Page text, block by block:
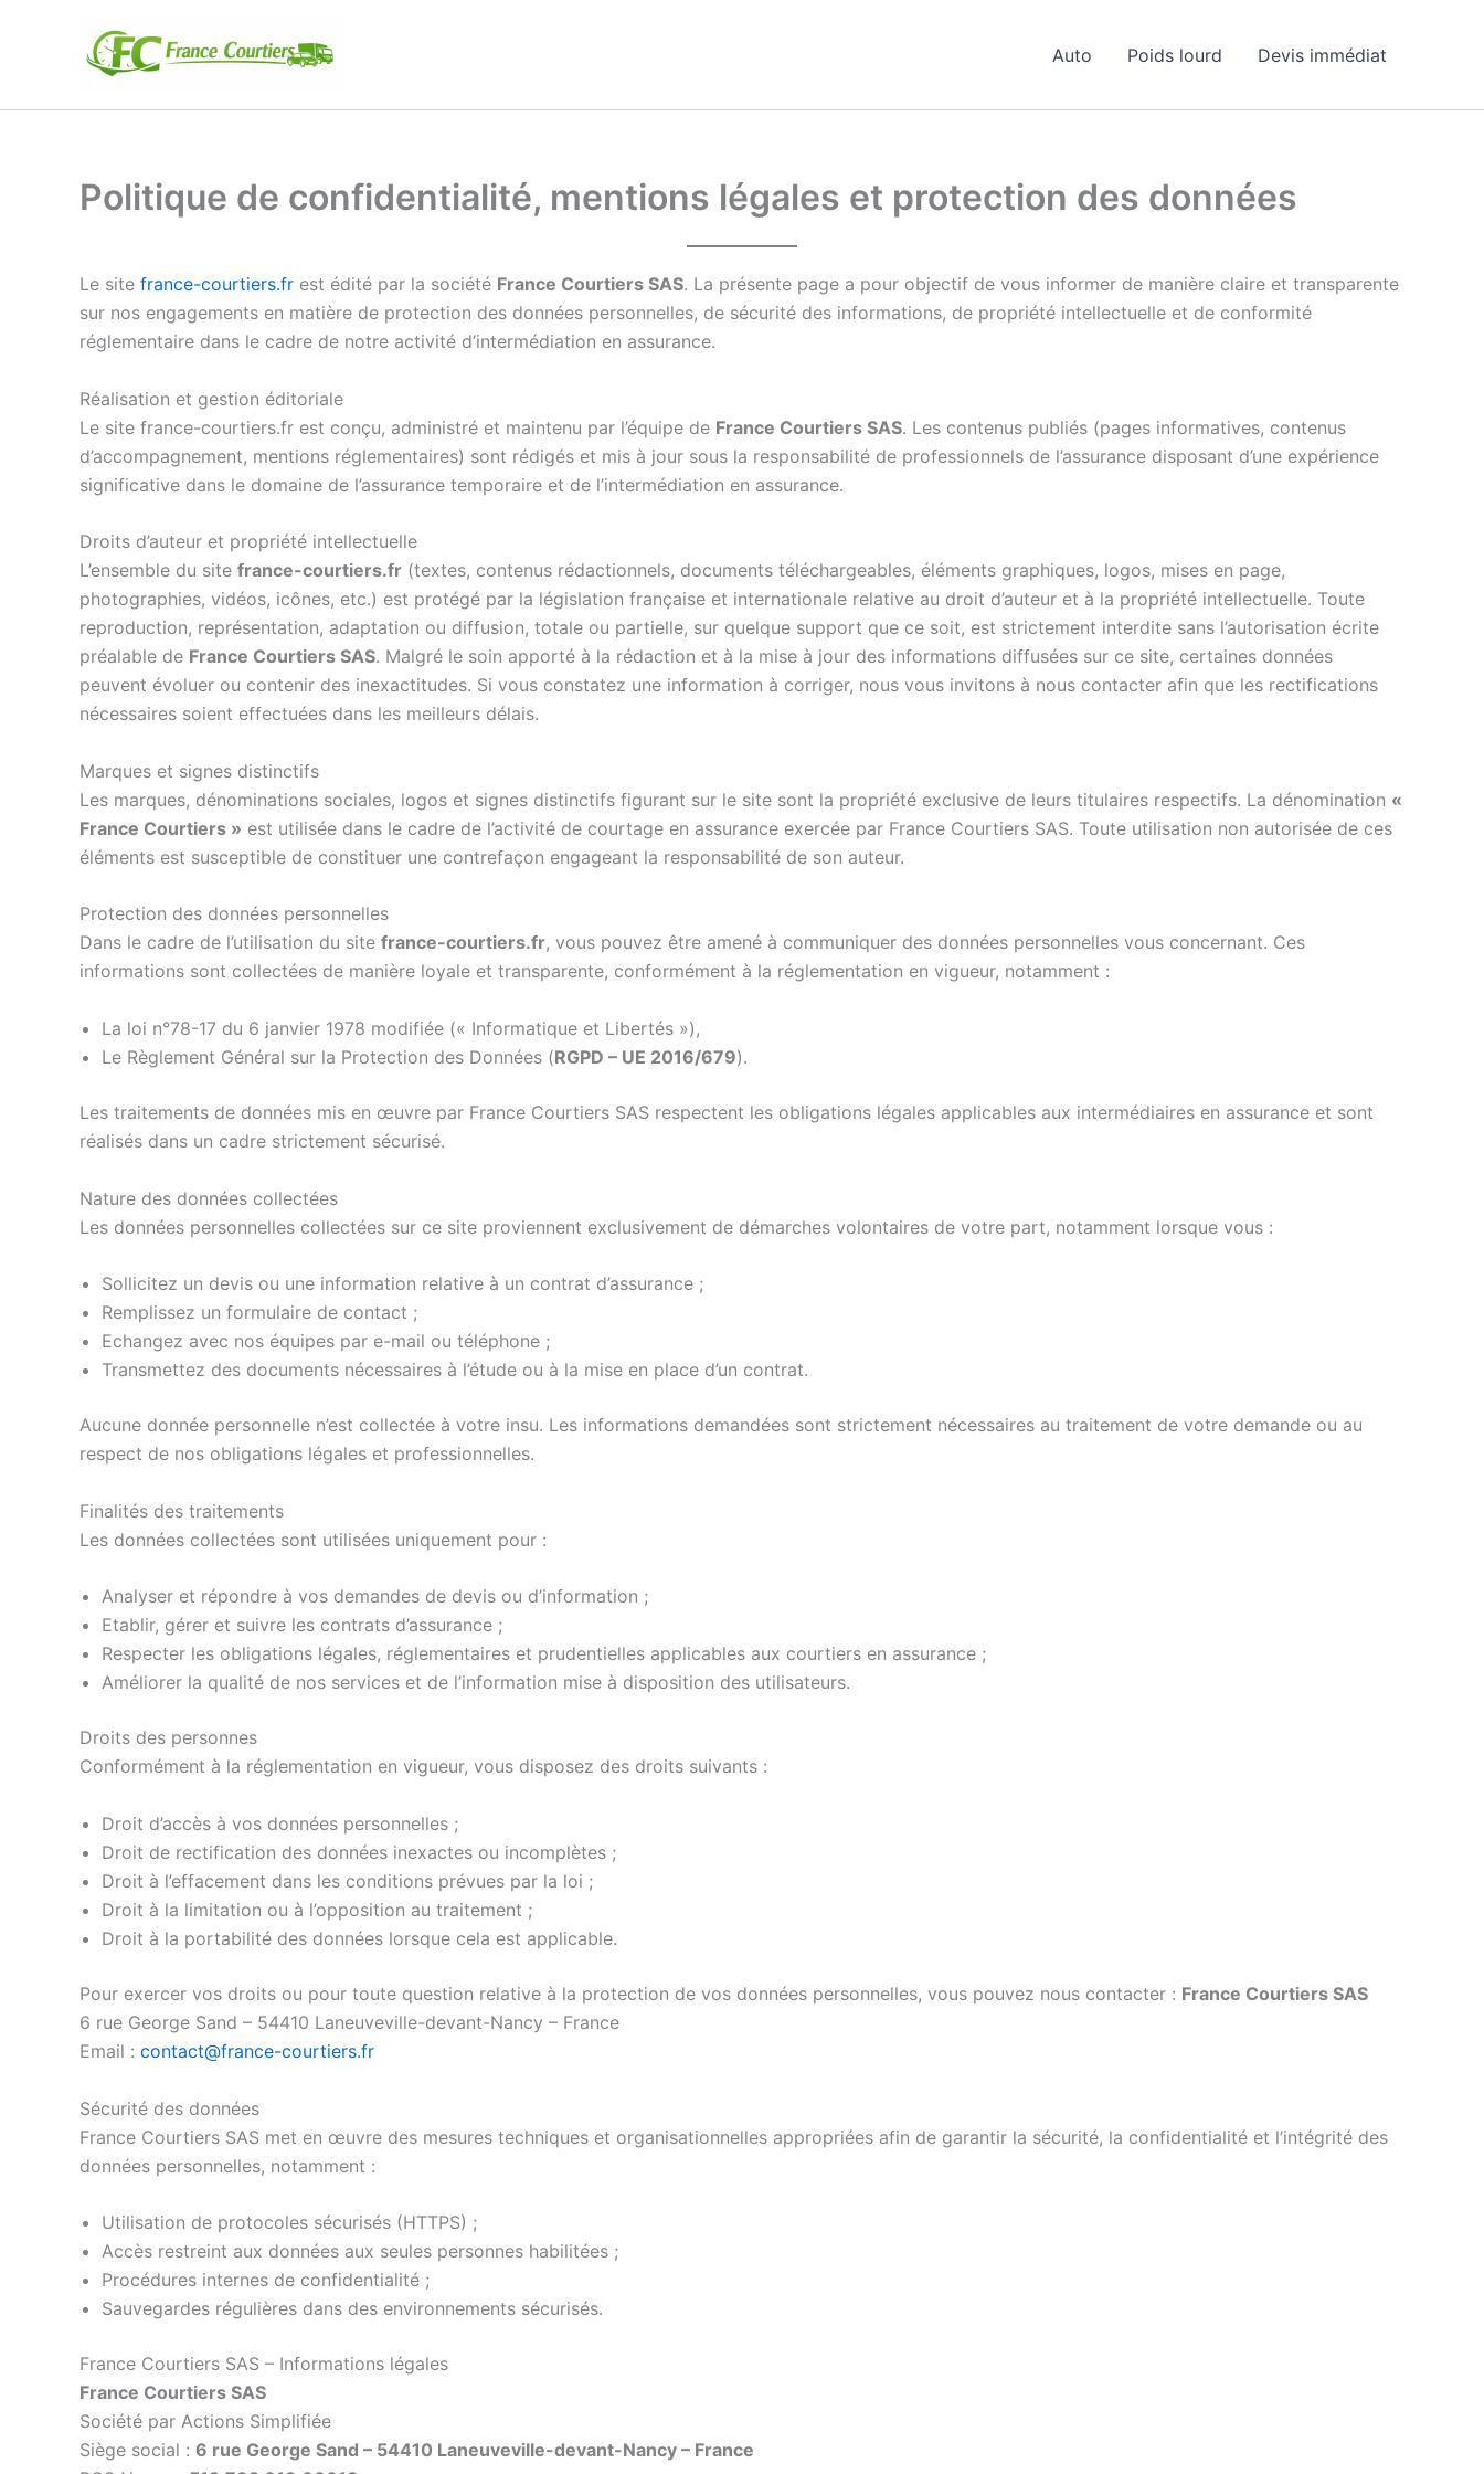
Auto Poids lourd Devis immédiat
Politique de confidentialité, mentions légales et protection des données
Le site france-courtiers.fr est édité par la société France Courtiers SAS. La présente page a pour objectif de vous informer de manière claire et transparente
sur nos engagements en matière de protection des données personnelles, de sécurité des informations, de propriété intellectuelle et de conformité
réglementaire dans le cadre de notre activité d’intermédiation en assurance.
Réalisation et gestion éditoriale
Le site france-courtiers.fr est conçu, administré et maintenu par l’équipe de France Courtiers SAS. Les contenus publiés (pages informatives, contenus
d’accompagnement, mentions réglementaires) sont rédigés et mis à jour sous la responsabilité de professionnels de l’assurance disposant d’une expérience
significative dans le domaine de l’assurance temporaire et de l’intermédiation en assurance.
Droits d’auteur et propriété intellectuelle
L’ensemble du site france-courtiers.fr (textes, contenus rédactionnels, documents téléchargeables, éléments graphiques, logos, mises en page,
photographies, vidéos, icônes, etc.) est protégé par la législation française et internationale relative au droit d’auteur et à la propriété intellectuelle. Toute
reproduction, représentation, adaptation ou diffusion, totale ou partielle, sur quelque support que ce soit, est strictement interdite sans l’autorisation écrite
préalable de France Courtiers SAS. Malgré le soin apporté à la rédaction et à la mise à jour des informations diffusées sur ce site, certaines données
peuvent évoluer ou contenir des inexactitudes. Si vous constatez une information à corriger, nous vous invitons à nous contacter afin que les rectifications
nécessaires soient effectuées dans les meilleurs délais.
Marques et signes distinctifs
Les marques, dénominations sociales, logos et signes distinctifs figurant sur le site sont la propriété exclusive de leurs titulaires respectifs. La dénomination «
France Courtiers » est utilisée dans le cadre de l’activité de courtage en assurance exercée par France Courtiers SAS. Toute utilisation non autorisée de ces
éléments est susceptible de constituer une contrefaçon engageant la responsabilité de son auteur.
Protection des données personnelles
Dans le cadre de l’utilisation du site france-courtiers.fr, vous pouvez être amené à communiquer des données personnelles vous concernant. Ces
informations sont collectées de manière loyale et transparente, conformément à la réglementation en vigueur, notamment :
La loi n°78-17 du 6 janvier 1978 modifiée (« Informatique et Libertés »),
Le Règlement Général sur la Protection des Données (RGPD – UE 2016/679).
Les traitements de données mis en œuvre par France Courtiers SAS respectent les obligations légales applicables aux intermédiaires en assurance et sont
réalisés dans un cadre strictement sécurisé.
Nature des données collectées
Les données personnelles collectées sur ce site proviennent exclusivement de démarches volontaires de votre part, notamment lorsque vous :
Sollicitez un devis ou une information relative à un contrat d’assurance ;
Remplissez un formulaire de contact ;
Echangez avec nos équipes par e-mail ou téléphone ;
Transmettez des documents nécessaires à l’étude ou à la mise en place d’un contrat.
Aucune donnée personnelle n’est collectée à votre insu. Les informations demandées sont strictement nécessaires au traitement de votre demande ou au
respect de nos obligations légales et professionnelles.
Finalités des traitements
Les données collectées sont utilisées uniquement pour :
Analyser et répondre à vos demandes de devis ou d’information ;
Etablir, gérer et suivre les contrats d’assurance ;
Respecter les obligations légales, réglementaires et prudentielles applicables aux courtiers en assurance ;
Améliorer la qualité de nos services et de l’information mise à disposition des utilisateurs.
Droits des personnes
Conformément à la réglementation en vigueur, vous disposez des droits suivants :
Droit d’accès à vos données personnelles ;
Droit de rectification des données inexactes ou incomplètes ;
Droit à l’effacement dans les conditions prévues par la loi ;
Droit à la limitation ou à l’opposition au traitement ;
Droit à la portabilité des données lorsque cela est applicable.
Pour exercer vos droits ou pour toute question relative à la protection de vos données personnelles, vous pouvez nous contacter : France Courtiers SAS
6 rue George Sand – 54410 Laneuveville-devant-Nancy – France
Email : contact@france-courtiers.fr
Sécurité des données
France Courtiers SAS met en œuvre des mesures techniques et organisationnelles appropriées afin de garantir la sécurité, la confidentialité et l’intégrité des
données personnelles, notamment :
Utilisation de protocoles sécurisés (HTTPS) ;
Accès restreint aux données aux seules personnes habilitées ;
Procédures internes de confidentialité ;
Sauvegardes régulières dans des environnements sécurisés.
France Courtiers SAS – Informations légales
France Courtiers SAS
Société par Actions Simplifiée
Siège social : 6 rue George Sand – 54410 Laneuveville-devant-Nancy – France